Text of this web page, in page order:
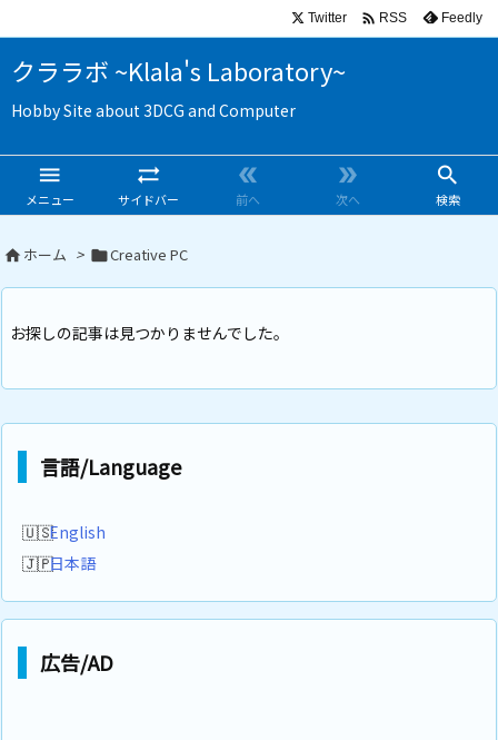
クララボ ~Klala's Laboratory~
Hobby Site about 3DCG and Computer

メニュー

サイドバー

前へ

次へ

検索
Twitter  RSS Feedly
 ホーム > Creative PC
お探しの記事は見つかりませんでした。
言語/Language
English
日本語
広告/AD